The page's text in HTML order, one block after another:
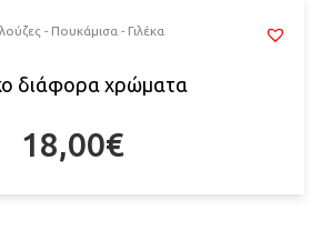
- Πουκάμισα - Γιλέκα
διάφορα χρώματα
18,00€